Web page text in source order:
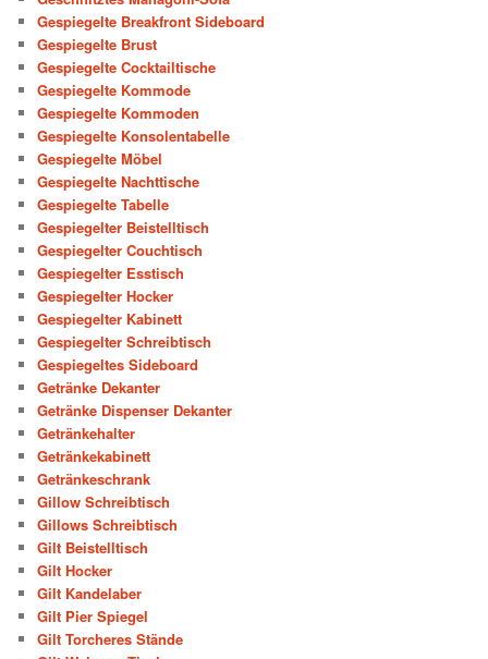
Gespiegelte Breakfront Sideboard
Gespiegelte Brust
Gespiegelte Cocktailtische
Gespiegelte Kommode
Gespiegelte Kommoden
Gespiegelte Konsolentabelle
Gespiegelte Möbel
Gespiegelte Nachttische
Gespiegelte Tabelle
Gespiegelter Beistelltisch
Gespiegelter Couchtisch
Gespiegelter Esstisch
Gespiegelter Hocker
Gespiegelter Kabinett
Gespiegelter Schreibtisch
Gespiegeltes Sideboard
Getränke Dekanter
Getränke Dispenser Dekanter
Getränkehalter
Getränkekabinett
Getränkeschrank
Gillow Schreibtisch
Gillows Schreibtisch
Gilt Beistelltisch
Gilt Hocker
Gilt Kandelaber
Gilt Pier Spiegel
Gilt Torcheres Stände